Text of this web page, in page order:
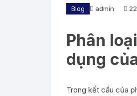
Blog admin
Phân
dụng
Trong kết cấu của